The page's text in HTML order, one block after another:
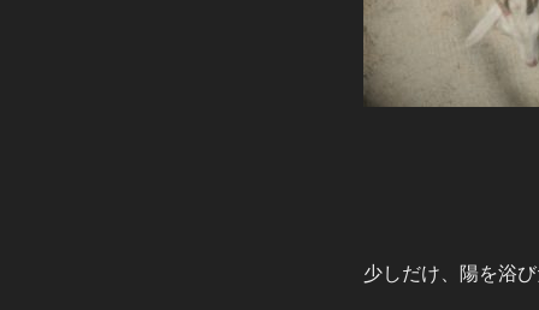
少しだけ、陽を浴